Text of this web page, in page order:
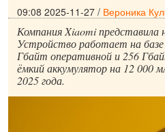
09:08 2025-11-27 / Вероника
Компания Xiaomi
Устройство работает на базе
Гбайт оперативной и 256
ёмкий аккумулятор на 12 000
2025 года.